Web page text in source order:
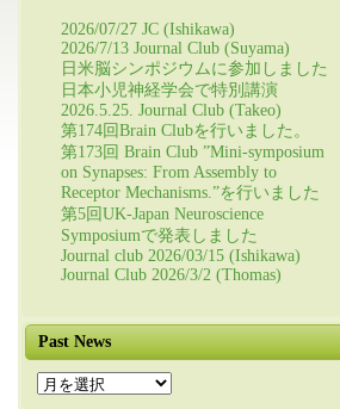
2026/07/27 JC (Ishikawa)
2026/7/13 Journal Club (Suyama)
日米脳シンポジウムに参加しました
日本小児神経学会で特別講演
2026.5.25. Journal Club (Takeo)
第174回Brain Clubを行いました。
第173回 Brain Club ”Mini-symposium
on Synapses: From Assembly to
Receptor Mechanisms.”を行いました
第5回UK-Japan Neuroscience
Symposiumで発表しました
Journal club 2026/03/15 (Ishikawa)
Journal Club 2026/3/2 (Thomas)
Past News
Past
News